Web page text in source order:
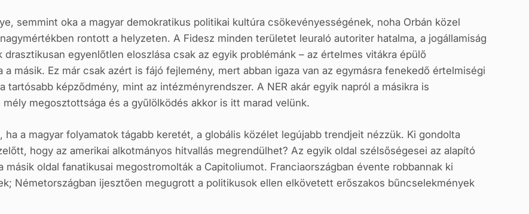
semmint oka a magyar demokratikus politikai kultúra csökevényességének, noha Orbán közel
rontott a helyzeten. A Fidesz minden területet leuraló autoriter hatalma, a jogállamiság
egyenlőtlen eloszlása csak az egyik problémánk – az értelmes vitákra épülő
másik. Ez már csak azért is fájó fejlemény, mert abban igaza van az egymásra fenekedő értelmiségi
tartósabb képződmény, mint az intézményrendszer. A NER akár egyik napról a másikra is
megosztottsága és a gyűlölködés akkor is itt marad velünk.
ha a magyar folyamatok tágabb keretét, a globális közélet legújabb trendjeit nézzük. Ki gondolta
hogy az amerikai alkotmányos hitvallás megrendülhet? Az egyik oldal szélsőségesei az alapító
másik oldal fanatikusai megostromolták a Capitoliumot. Franciaországban évente robbannak ki
Németországban ijesztően megugrott a politikusok ellen elkövetett erőszakos bűncselekmények